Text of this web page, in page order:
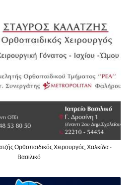
Ορθοπαιδικός Χειρουργός, Χαλκίδα -
Βασιλικό